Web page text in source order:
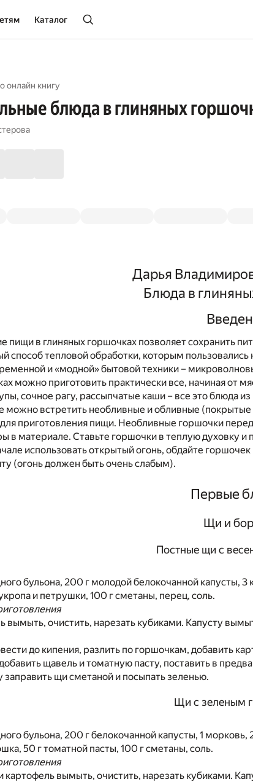
Каталог
онлайн книгу
блюда в глиняных
Дарья
Блюда в
пищи в глиняных горшочках позволяет сохранить
способ тепловой обработки, которым
и «модной» бытовой техники –
можно приготовить практически все, начиная от
сочное рагу, рассыпчатые каши – все это блюда
можно встретить необливные и обливные
приготовления пищи. Необливные горшочки
в материале. Ставьте горшочки в теплую духовку
использовать открытый огонь, обдайте
(огонь должен быть очень слабым).
Первые
Щи и
Постные щи с
бульона, 200 г молодой белокочанной капусты,
и петрушки, 100 г сметаны, перец, соль.
вымыть, очистить, нарезать кубиками. Капусту
до кипения, разлить по горшочкам, добавить
щавель и томатную пасту, поставить в
заправить щи сметаной и посыпать зеленью.
Щи с зеленым
бульона, 200 г белокочанной капусты, 1
50 г томатной пасты, 100 г сметаны, соль.
картофель вымыть, очистить, нарезать кубиками.